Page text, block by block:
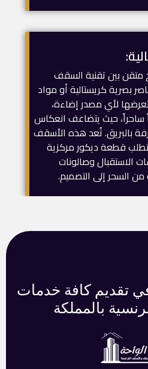
متقن بين تقنية السقف
بصرية كريستالية أو مواد
لأي مصدر إضاءة،
ساحراً، حيث يتضاعف انعكاس
بالبريق. تُعد هذه الأسقف
قطعة ديكور مركزية
الاستقبال وصالونات
السحر إلى التصميم.
تقديم كافة خدمات
بالمملكة